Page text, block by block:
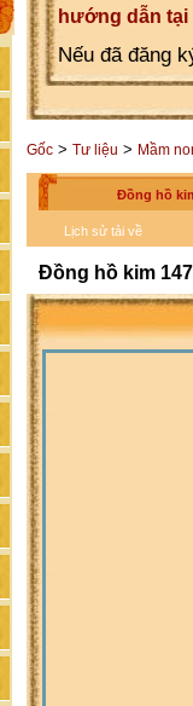
hướng dẫn tại
Nếu đã đăng
Gốc > Tư liệu > Mầm
Đồng hồ
Lịch sử tải về
Đồng hồ kim